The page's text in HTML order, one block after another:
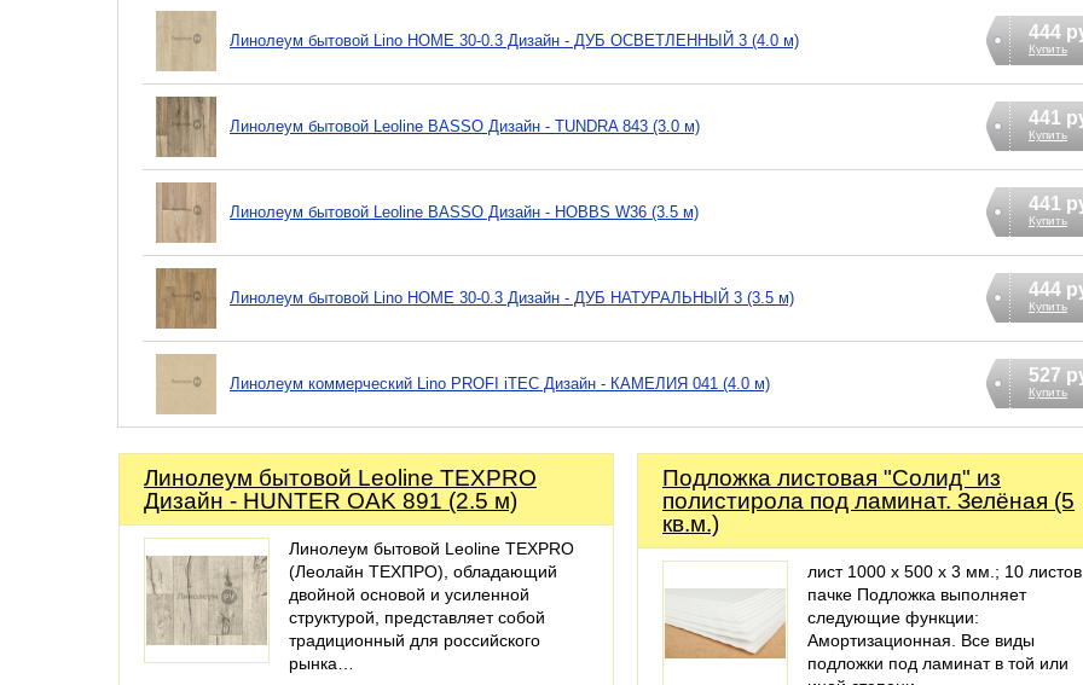
Линолеум бытовой Lino HOME 30-0.3 Дизайн - ДУБ ОСВЕТЛЕННЫЙ 3 (4.0 м) 444
Купить
Линолеум бытовой Leoline BASSO Дизайн - TUNDRA 843 (3.0 м) 441
Купить
Линолеум бытовой Leoline BASSO Дизайн - HOBBS W36 (3.5 м) 441
Купить
Линолеум бытовой Lino HOME 30-0.3 Дизайн - ДУБ НАТУРАЛЬНЫЙ 3 (3.5 м) 444
Купить
Линолеум коммерческий Lino PROFI iTEC Дизайн - КАМЕЛИЯ 041 (4.0 м) 527
Купить
Линолеум бытовой Leoline TEXPRO
Дизайн - HUNTER OAK 891 (2.5 м)
Линолеум бытовой Leoline TEXPRO
(Леолайн ТЕХПРО), обладающий
двойной основой и усиленной
структурой, представляет собой
традиционный для российского
рынка…
Подложка листовая "Солид" из
полистирола под ламинат. Зелёная (5
кв.м.)
лист 1000 x 500 x 3 мм.; 10
пачке Подложка выполняет
следующие функции:
Амортизационная. Все виды
подложки под ламинат в той или